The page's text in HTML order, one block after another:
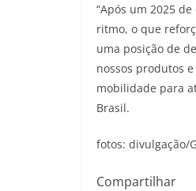
“Após um 2025
ritmo, o que
uma posição de
nossos produtos
mobilidade para
Brasil.
fotos: divulgação/
Compartilhar